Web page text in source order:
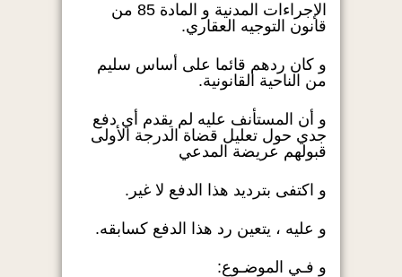
الإجراءات المدنية و المادة 85 من
قانون التوجيه العقاري.
و كان ردهم قائما على أساس سليم
من الناحية القانونية.
و أن المستأنف عليه لم يقدم أي دفع
جدي حول تعليل قضاة الدرجة الأولى
قبولهم عريضة المدعي
و اكتفى بترديد هذا الدفع لا غير.
و عليه ، يتعين رد هذا الدفع كسابقه.
و فـي الموضـوع: